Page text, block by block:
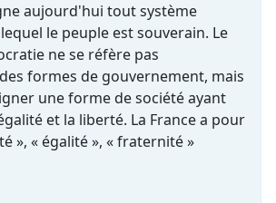
aujourd'hui tout système
le peuple est souverain. Le
ne se réfère pas
formes de gouvernement, mais
une forme de société ayant
et la liberté. La France a pour
», « égalité », « fraternité »